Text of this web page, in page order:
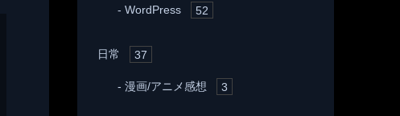
WordPress 52
日常 37
漫画/アニメ感想 3